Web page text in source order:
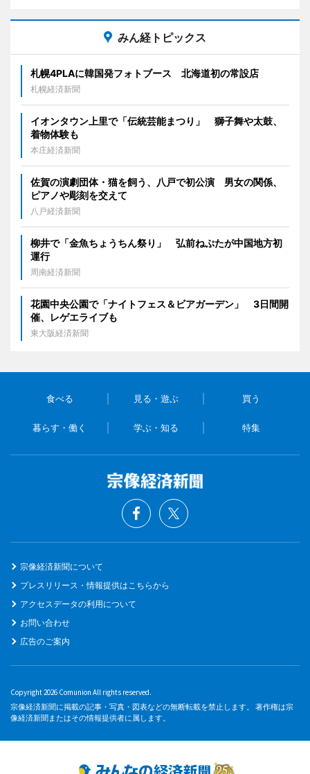
みん経トピックス
札幌4PLAに韓国発フォトブース 北海道初の常設店
札幌経済新聞
イオンタウン上里で「伝統芸能まつり」 獅子舞や太鼓、
着物体験も
本庄経済新聞
佐賀の演劇団体・猫を飼う、八戸で初公演 男女の関係、
ピアノや彫刻を交えて
八戸経済新聞
柳井で「金魚ちょうちん祭り」 弘前ねぷたが中国地方初
運行
周南経済新聞
花園中央公園で「ナイトフェス＆ビアガーデン」 3日間開
催、レゲエライブも
東大阪経済新聞
食べる 見る・遊ぶ 買う
暮らす・働く 学ぶ・知る 特集
宗像経済新聞について
プレスリリース・情報提供はこちらから
アクセスデータの利用について
お問い合わせ
広告のご案内
Copyright 2026 Comunion All rights reserved.
宗像経済新聞に掲載の記事・写真・図表などの無断転載を禁止します。 著作権は宗
像経済新聞またはその情報提供者に属します。